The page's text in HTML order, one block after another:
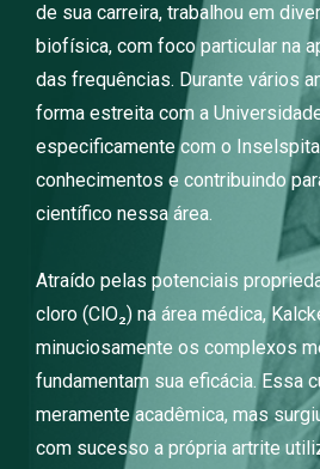
de sua carreira, trabalhou em
biofísica, com foco particular na
das frequências. Durante vários
forma estreita com a
especificamente com o
conhecimentos e contribuindo
científico nessa área.
Atraído pelas potenciais
cloro (ClO₂) na área médica,
minuciosamente os complexos
fundamentam sua eficácia. Essa
meramente acadêmica, mas
com sucesso a própria artrite